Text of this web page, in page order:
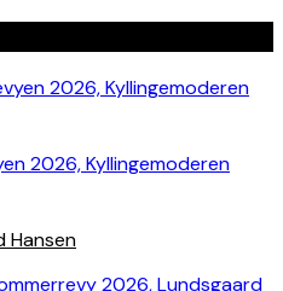
2026, Kyllingemoderen
Hansen